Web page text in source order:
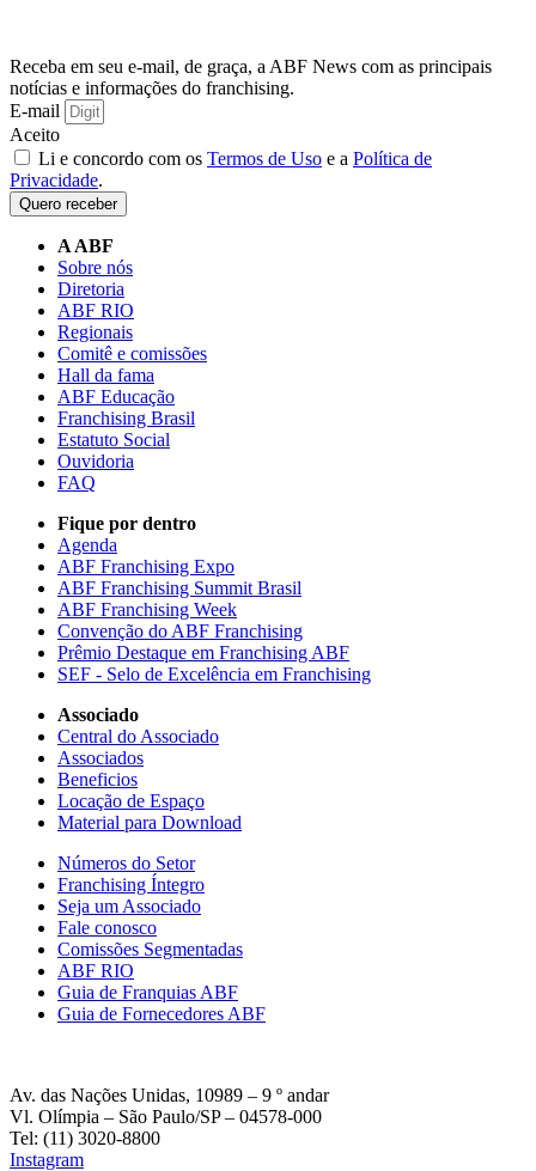
Receba em seu e-mail, de graça, a ABF News com as principais
notícias e informações do franchising.
E-mail
Aceito
Li e concordo com os Termos de Uso e a Política de
Privacidade.
Quero receber
A ABF
Sobre nós
Diretoria
ABF RIO
Regionais
Comitê e comissões
Hall da fama
ABF Educação
Franchising Brasil
Estatuto Social
Ouvidoria
FAQ
Fique por dentro
Agenda
ABF Franchising Expo
ABF Franchising Summit Brasil
ABF Franchising Week
Convenção do ABF Franchising
Prêmio Destaque em Franchising ABF
SEF - Selo de Excelência em Franchising
Associado
Central do Associado
Associados
Beneficios
Locação de Espaço
Material para Download
Números do Setor
Franchising Íntegro
Seja um Associado
Fale conosco
Comissões Segmentadas
ABF RIO
Guia de Franquias ABF
Guia de Fornecedores ABF
Av. das Nações Unidas, 10989 – 9 º andar
Vl. Olímpia – São Paulo/SP – 04578-000
Tel: (11) 3020-8800
Instagram